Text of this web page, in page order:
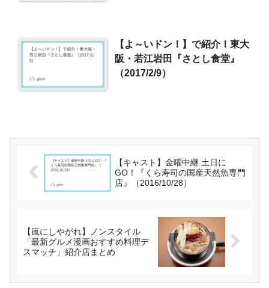
【よ～いドン！】で紹介！東大
阪・若江岩田『さとし食堂』
（2017/2/9）
【キャスト】金曜中継 土日に
GO！『くら寿司の国産天然魚専門
店』（2016/10/28）
【嵐にしやがれ】ノンスタイル
「最新グルメ漫画おすすめ料理デ
スマッチ」紹介店まとめ